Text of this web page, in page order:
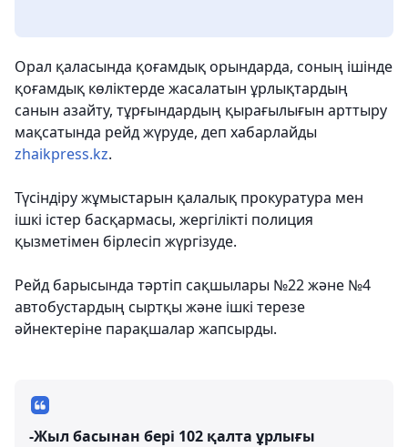
Орал қаласында қоғамдық орындарда, соның ішінде
қоғамдық көліктерде жасалатын ұрлықтардың
санын азайту, тұрғындардың қырағылығын арттыру
мақсатында рейд жүруде, деп хабарлайды
zhaikpress.kz.
Түсіндіру жұмыстарын қалалық прокуратура мен
ішкі істер басқармасы, жергілікті полиция
қызметімен бірлесіп жүргізуде.
Рейд барысында тәртіп сақшылары №22 және №4
автобустардың сыртқы және ішкі терезе
әйнектеріне парақшалар жапсырды.
-Жыл басынан бері 102 қалта ұрлығы